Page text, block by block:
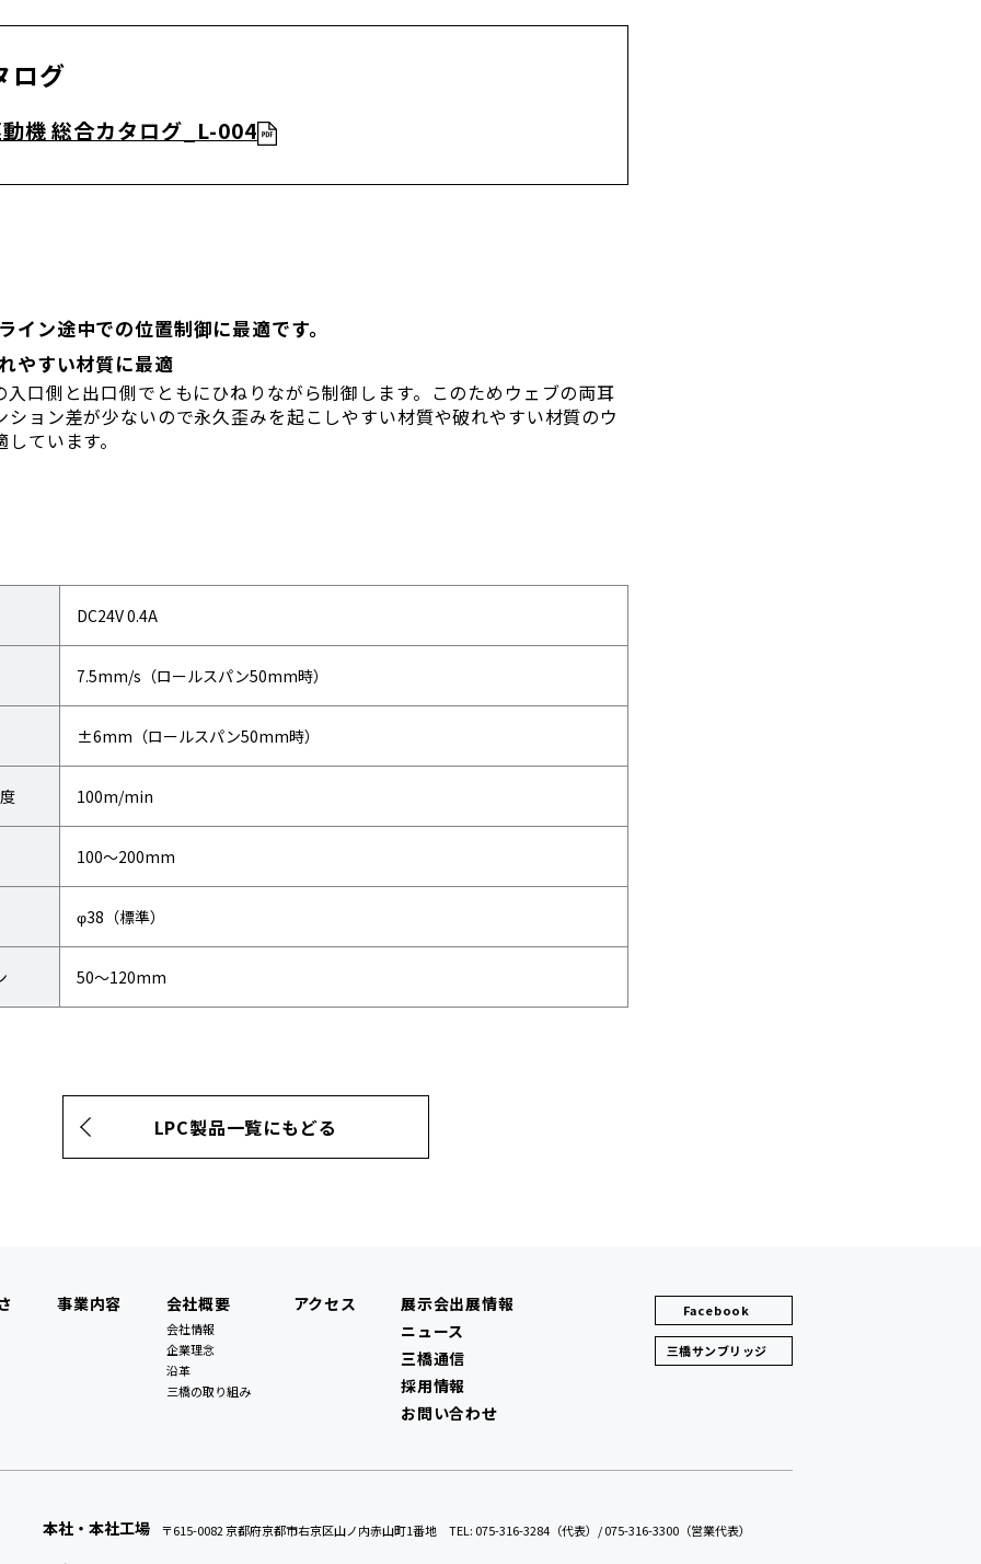
ログ
機 総合カタログ_L-004
イン途中での位置制御に最適です。
やすい材質に最適
入口側と出口側でともにひねりながら制御します。このためウェブの両耳
ション差が少ないので永久歪みを起こしやすい材質や破れやすい材質のウ
ています。
DC24V 0.4A
7.5mm/s（ロールスパン50mm時）
±6mm（ロールスパン50mm時）
100m/min
100～200mm
φ38（標準）
50～120mm
LPC製品一覧にもどる
事業内容 会社概要
会社情報
企業理念
沿革
三橋の取り組み
アクセス
展示会出展情報
ニュース
三橋通信
採用情報
お問い合わせ
Facebook
三橋サンブリッジ
本社・本社工場 〒615-0082 京都府京都市右京区山ノ内赤山町1番地 TEL: 075-316-3284（代表） /075-316-3300（営業代表）